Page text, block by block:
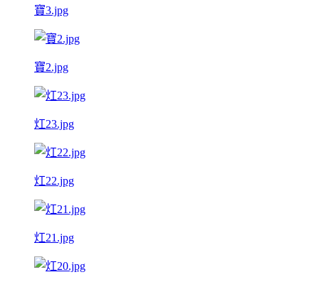
寶3.jpg
寶2.jpg
灴23.jpg
灴22.jpg
灴21.jpg